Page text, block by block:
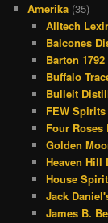
e
b
o
o
k
e
a
d
s
Amerika (35)
Alltech
Balcones
Barton
Buffalo
Bulleit
FEW Spirits
Four
Golden
Heaven Hill
House
Jack
James B.